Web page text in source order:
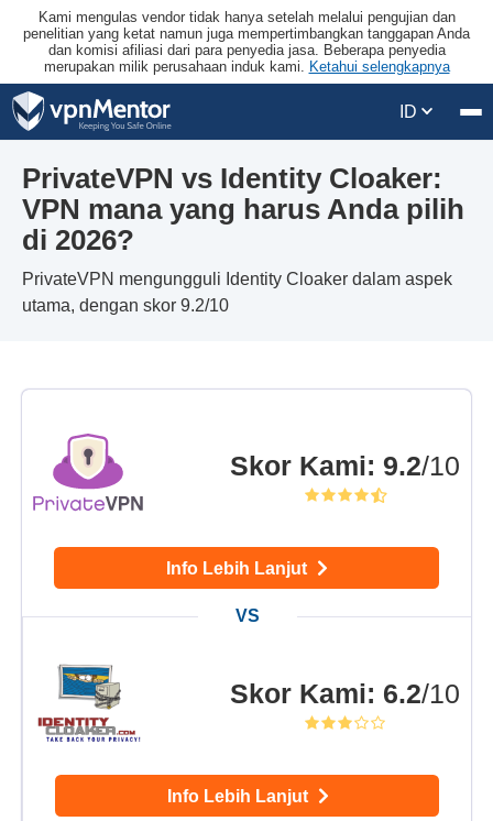
Kami mengulas vendor tidak hanya setelah melalui pengujian dan
penelitian yang ketat namun juga mempertimbangkan tanggapan Anda
dan komisi afiliasi dari para penyedia jasa. Beberapa penyedia
merupakan milik perusahaan induk kami. Ketahui selengkapnya
ID
PrivateVPN vs Identity Cloaker:
VPN mana yang harus Anda pilih
di 2026?
PrivateVPN mengungguli Identity Cloaker dalam aspek
utama, dengan skor 9.2/10
Skor Kami: 9.2/10
Info Lebih Lanjut
Skor Kami: 6.2/10
Info Lebih Lanjut